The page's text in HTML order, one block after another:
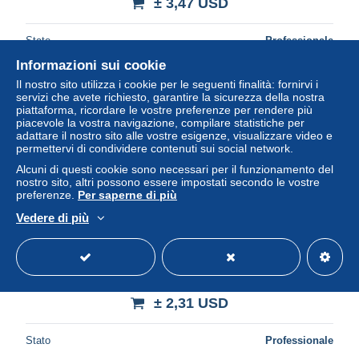
Stato Professionale
98399 MNH JAPON 1970 EXPO 70. EXPOSICION
UNIVERSAL DE OSAKA
± 2,31 USD
Stato Professionale
Informazioni sui cookie
Il nostro sito utilizza i cookie per le seguenti finalità: fornirvi i
servizi che avete richiesto, garantire la sicurezza della nostra
piattaforma, ricordare le vostre preferenze per rendere più
piacevole la vostra navigazione, compilare statistiche per
adattare il nostro sito alle vostre esigenze, visualizzare video e
permettervi di condividere contenuti sui social network.
Alcuni di questi cookie sono necessari per il funzionamento del
nostro sito, altri possono essere impostati secondo le vostre
preferenze. Per saperne di più
Vedere di più